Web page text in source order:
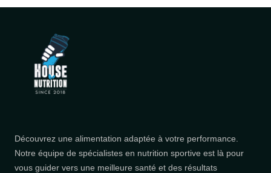
Découvrez une alimentation adaptée à votre performance.
Notre équipe de spécialistes en nutrition sportive est là pour
vous guider vers une meilleure santé et des résultats